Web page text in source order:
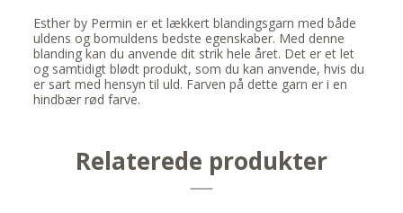
Esther by Permin er et lækkert blandingsgarn med både
uldens og bomuldens bedste egenskaber. Med denne
blanding kan du anvende dit strik hele året. Det er et let
og samtidigt blødt produkt, som du kan anvende, hvis du
er sart med hensyn til uld. Farven på dette garn er i en
hindbær rød farve.
Relaterede produkter